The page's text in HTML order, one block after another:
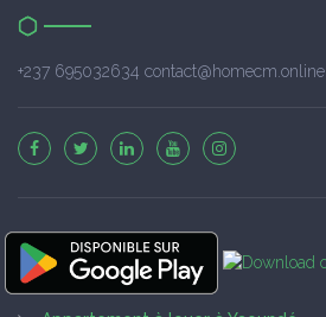
+237 695032634 contact@homecm.online